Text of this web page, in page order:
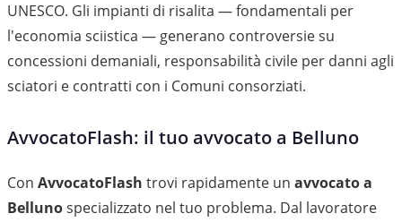
UNESCO. Gli impianti di risalita — fondamentali per
l'economia sciistica — generano controversie su
concessioni demaniali, responsabilità civile per danni agli
sciatori e contratti con i Comuni consorziati.
AvvocatoFlash: il tuo avvocato a Belluno
Con AvvocatoFlash trovi rapidamente un avvocato a
Bellunospecializzato nel tuo problema. Dal lavoratore